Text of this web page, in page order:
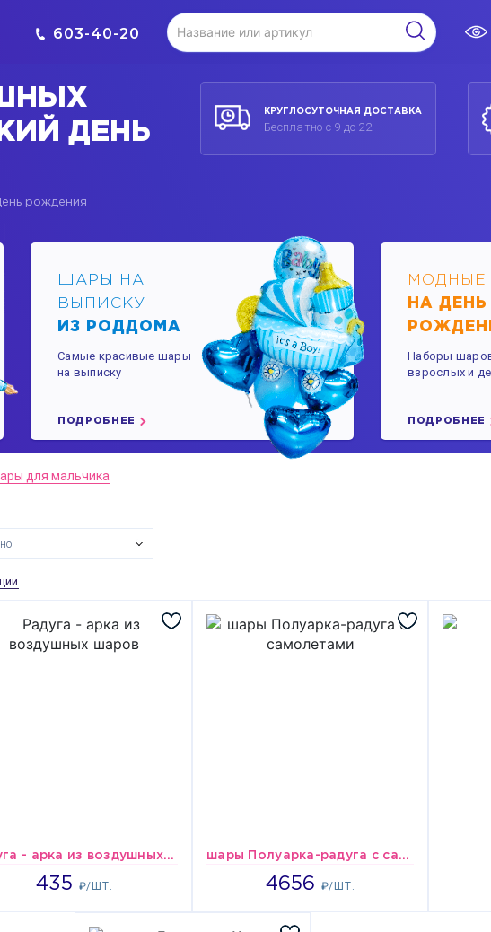
603-40-20
ДЕНЬ
рождения
КРУГЛОСУТОЧНАЯ ДОСТАВКА
Бесплатно с 9 до 22
ШАРЫ НА
ВЫПИСКУ
ИЗ РОДДОМА
Самые красивые шары
на выписку
ПОДРОБНЕЕ
МОДНЫЕ
НА ДЕНЬ
Наборы
взрослых и
ПОДРОБНЕЕ
для мальчика
Радуга - арка из воздушных шаров
435 ₽/ШТ.
435 шары Полуарка-радуга с самолетами
4656 ₽/ШТ.
4656